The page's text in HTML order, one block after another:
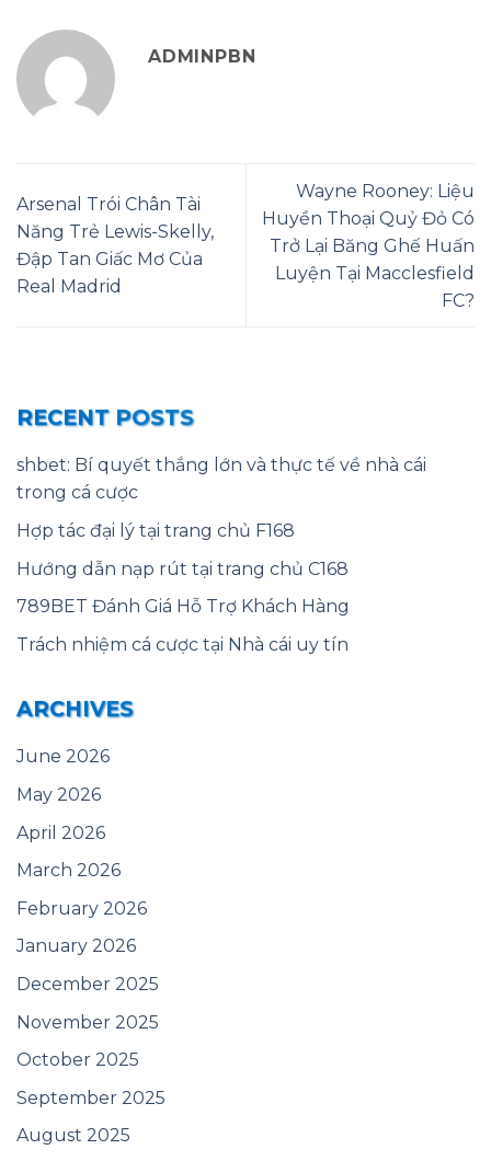
ADMINPBN
Arsenal Trói Chân Tài
Năng Trẻ Lewis-Skelly,
Đập Tan Giấc Mơ Của
Real Madrid
Wayne Rooney: Liệu
Huyền Thoại Quỷ Đỏ Có
Trở Lại Băng Ghế Huấn
Luyện Tại Macclesfield
FC?
RECENT POSTS
shbet: Bí quyết thắng lớn và thực tế về nhà cái
trong cá cược
Hợp tác đại lý tại trang chủ F168
Hướng dẫn nạp rút tại trang chủ C168
789BET Đánh Giá Hỗ Trợ Khách Hàng
Trách nhiệm cá cược tại Nhà cái uy tín
ARCHIVES
June 2026
May 2026
April 2026
March 2026
February 2026
January 2026
December 2025
November 2025
October 2025
September 2025
August 2025